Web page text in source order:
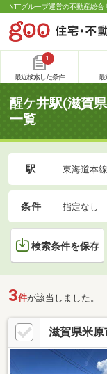
NTTグループ運営の不動産総
1
最近検索した条件 最
醒ケ井駅(滋賀
一覧
駅 東海道本
条件 指定なし
検索条件を保存
3件が該当しました。
滋賀県米